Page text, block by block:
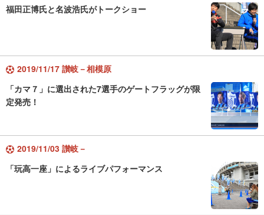
福田正博氏と名波浩氏がトークショー
2019/11/17 讃岐－相模原
「カマ７」に選出された7選手のゲートフラッグが限
定発売！
2019/11/03 讃岐－
「玩高一座」によるライブパフォーマンス